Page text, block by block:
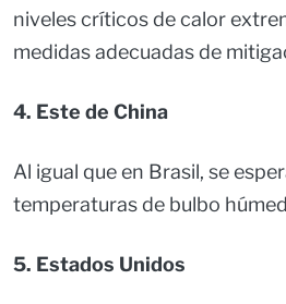
niveles críticos de calor
medidas adecuadas de
4. Este de China
Al igual que en Brasil, se
temperaturas de bulbo
5. Estados Unidos